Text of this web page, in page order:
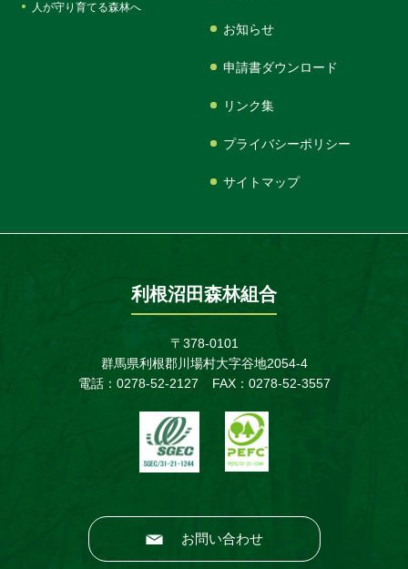
利根沼田森林組合
〒378-0101
群馬県利根郡川場村大字谷地2054-4
電話：0278-52-2127
FAX：0278-52-3557
お問い合わせ
人が守り育てる森林へ
お知らせ
申請書ダウンロード
リンク集
プライバシーポリシー
サイトマップ